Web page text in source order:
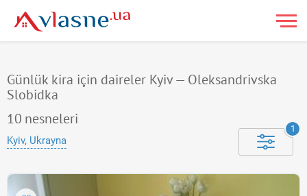
Günlük kira için daireler Kyiv — Oleksandrivska
Slobidka
10 nesneleri
Kyiv, Ukrayna
1